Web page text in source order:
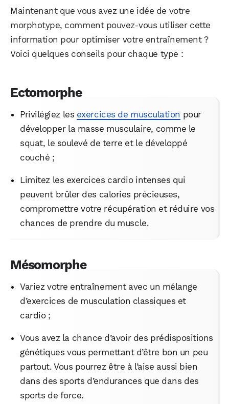
Maintenant que vous avez une idée de votre
morphotype, comment pouvez-vous utiliser cette
information pour optimiser votre entraînement ?
Voici quelques conseils pour chaque type :
Ectomorphe
Privilégiez les exercices de musculation pour
développer la masse musculaire, comme le
squat, le soulevé de terre et le développé
couché ;
Limitez les exercices cardio intenses qui
peuvent brûler des calories précieuses,
compromettre votre récupération et réduire vos
chances de prendre du muscle.
Mésomorphe
Variez votre entraînement avec un mélange
d’exercices de musculation classiques et
cardio ;
Vous avez la chance d’avoir des prédispositions
génétiques vous permettant d’être bon un peu
partout. Vous pourrez être à l’aise aussi bien
dans des sports d’endurances que dans des
sports de force.
Facebook X LinkedIn